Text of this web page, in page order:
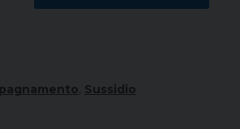
, Sussidio